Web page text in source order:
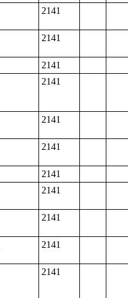
2141
2141
2141
2141
2141
2141
2141
2141
2141
2141
2141